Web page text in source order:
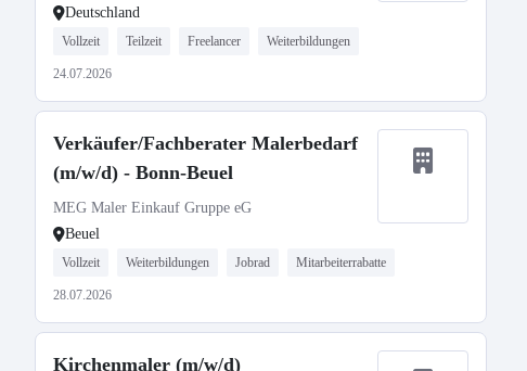
Deutschland
Vollzeit Teilzeit Freelancer Weiterbildungen
24.07.2026
Verkäufer/Fachberater Malerbedarf
(m/w/d) - Bonn-Beuel
MEG Maler Einkauf Gruppe eG
Beuel
Vollzeit Weiterbildungen Jobrad Mitarbeiterrabatte
28.07.2026
Kirchenmaler (m/w/d)